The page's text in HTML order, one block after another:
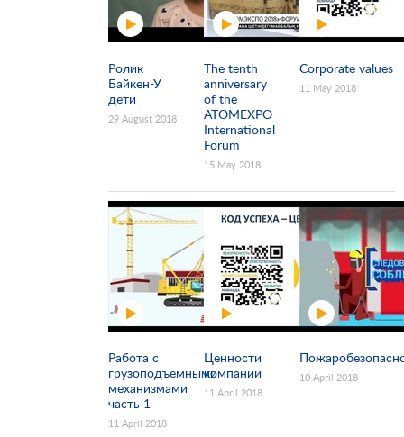
Ролик
Байкен-У
дети
29 August 2018
The tenth
anniversary
of the
ATOMEXPO
International
Forum
15 May 2018
Corporate values
11 May 2018
Работа с
грузоподъемными
механизмами
часть 1
11 April 2018
Ценности
компании
11 April 2018
10 April 2018